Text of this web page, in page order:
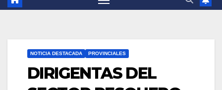
NOTICIA DESTACADA PROVINCIALES
DIRIGENTAS DEL